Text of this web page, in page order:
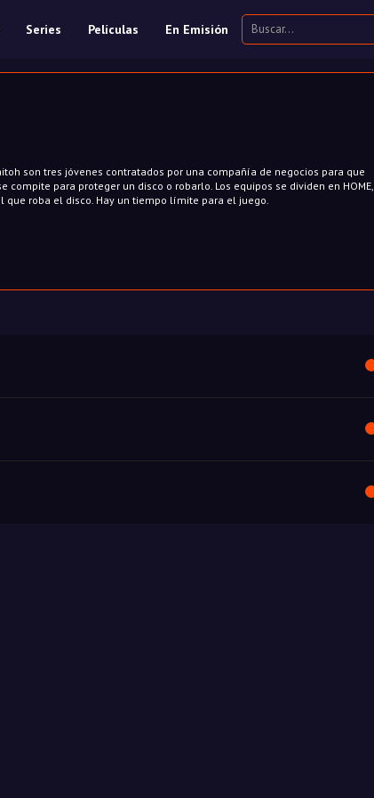
Series Películas En Emisión
son tres jóvenes contratados por una compañía de negocios para que
compite para proteger un disco o robarlo. Los equipos se dividen en HOME,
que roba el disco. Hay un tiempo límite para el juego.